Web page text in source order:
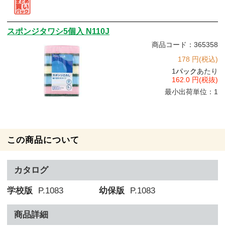
スポンジタワシ5個入 N110J
商品コード：365358
178 円(税込)
1パックあたり
162.0 円(税抜)
最小出荷単位：1
この商品について
カタログ
学校版 P.1083 幼保版 P.1083
商品詳細